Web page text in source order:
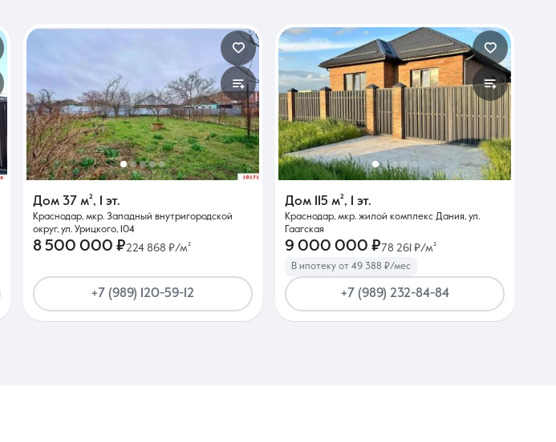
Дом 37 м², 1 эт.
Краснодар, мкр. Западный внутригородской
округ, ул. Урицкого, 104
8 500 000 ₽224 868 ₽/м²
+7 (989) 120-59-12
Дом 115 м², 1 эт.
Краснодар, мкр. жилой комплекс Дания, ул.
Гаагская
9 000 000 ₽78 261 ₽/м²
В ипотеку от 49 388 ₽/мес
+7 (989) 232-84-84